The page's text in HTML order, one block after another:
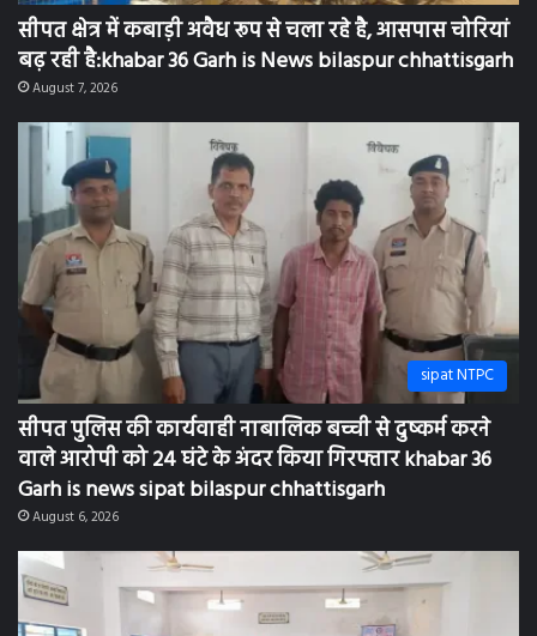
sipat NTPC
सीपत पुलिस की कार्यवाही नाबालिक बच्ची से दुष्कर्म करने
वाले आरोपी को 24 घंटे के अंदर किया गिरफ्तार khabar 36
Garh is news sipat bilaspur chhattisgarh
August 6, 2026
sipat NTPC
एनटीपीसी सीपत संगवारी महिला समिति द्वारा शासकीय कन्या
उच्चतर माध्यमिक शाला सीपत में शारीरिक स्वच्छता जागरूकता
अभियान एवं सैनिटरी किट का वितरण khabar 36 Garh is
news sipat news bilaspur chhattisgarh
August 6, 2026